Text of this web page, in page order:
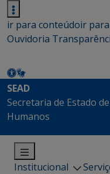
ir para conteúdoir
Ouvidoria
SEAD
Secretaria de Estado
Humanos
Institucional